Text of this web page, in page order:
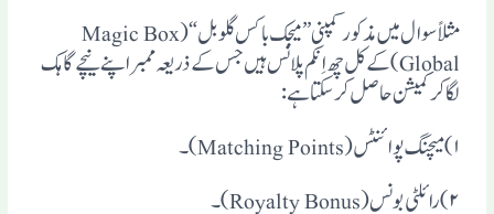
مثلاً سوال میں مذکور کمپنی ”میجک باکس گلوبل“(Magic Box
Global)کے کل چھ اِنکم پلانس ہیں جس کے ذریعہ ممبر اپنے نیچے گاہک
لگا کر کمیشن حاصل کرسکتا ہے :